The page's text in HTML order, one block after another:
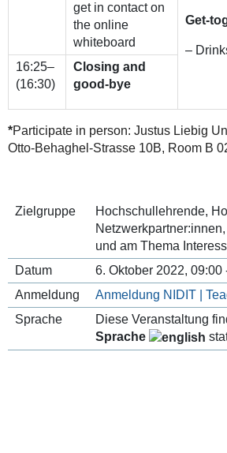
get in contact on
the online
whiteboard
Get-
–
16:25–
(16:30)
Closing and
good-bye
*Participate in person: Justus Liebig
Otto-Behaghel-Strasse 10B, Room B
Zielgruppe
Hochschullehrende,
und am Thema
Datum
6. Oktober 2022, 09:00
Anmeldung
Anmeldung NIDIT |
Sprache
Diese Veranstaltung
Sprache